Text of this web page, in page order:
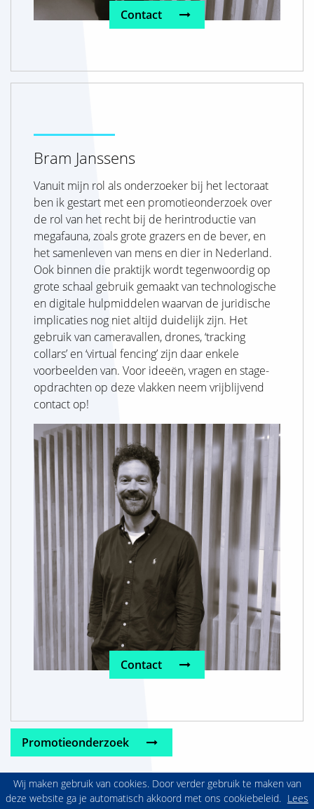
Contact
Bram Janssens
Vanuit mijn rol als onderzoeker bij het lectoraat
ben ik gestart met een promotieonderzoek over
de rol van het recht bij de herintroductie van
megafauna, zoals grote grazers en de bever, en
het samenleven van mens en dier in Nederland.
Ook binnen die praktijk wordt tegenwoordig op
grote schaal gebruik gemaakt van technologische
en digitale hulpmiddelen waarvan de juridische
implicaties nog niet altijd duidelijk zijn. Het
gebruik van cameravallen, drones, ‘tracking
collars’ en ‘virtual fencing’ zijn daar enkele
voorbeelden van. Voor ideeën, vragen en stage-
opdrachten op deze vlakken neem vrijblijvend
contact op!
Contact
Promotieonderzoek
Wij maken gebruik van cookies. Door verder gebruik te maken van
deze website ga je automatisch akkoord met ons cookiebeleid. Lees